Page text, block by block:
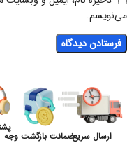
می‌نویسم.
ارسال سریعضمانت بازگشت وجه